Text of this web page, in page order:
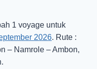
1 voyage untuk
2026. Rute :
– Namrole – Ambon,